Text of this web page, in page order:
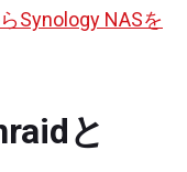
Synology NASを
と